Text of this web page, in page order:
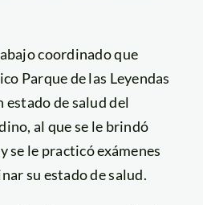
coordinado que
Parque de las Leyendas
estado de salud del
al que se le brindó
se le practicó exámenes
su estado de salud.